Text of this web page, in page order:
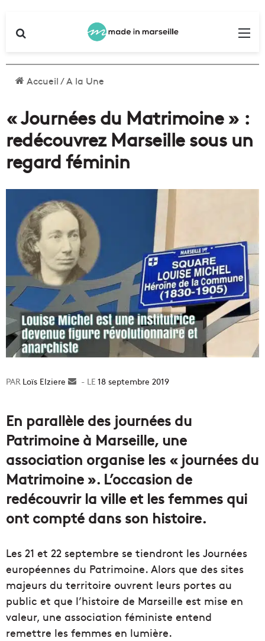
Accueil/A la Une
« Journées du Matrimoine » :
redécouvrez Marseille sous un
regard féminin
Loïs Elziere
Envoyer18 septembre 2019
En parallèle des journées du
Patrimoine à Marseille, une
association organise les « journées du
Matrimoine ». L’occasion de
redécouvrir la ville et les femmes qui
ont compté dans son histoire.
Les 21 et 22 septembre se tiendront les Journées
européennes du Patrimoine. Alors que des sites
majeurs du territoire ouvrent leurs portes au
public et que l’histoire de Marseille est mise en
valeur, une association féministe entend
remettre les femmes en lumière.